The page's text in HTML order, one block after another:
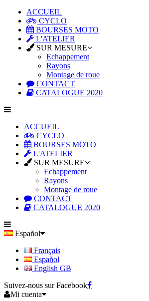
ACCUEIL
CYCLO
BOURSES MOTO
L'ATELIER
SUR MESURE
Echappement
Rayons
Montage de roue
CONTACT
CATALOGUE 2020
ACCUEIL
CYCLO
BOURSES MOTO
L'ATELIER
SUR MESURE
Echappement
Rayons
Montage de roue
CONTACT
CATALOGUE 2020
Español
Français
Español
English GB
Suivez-nous sur Facebook
Mi cuenta